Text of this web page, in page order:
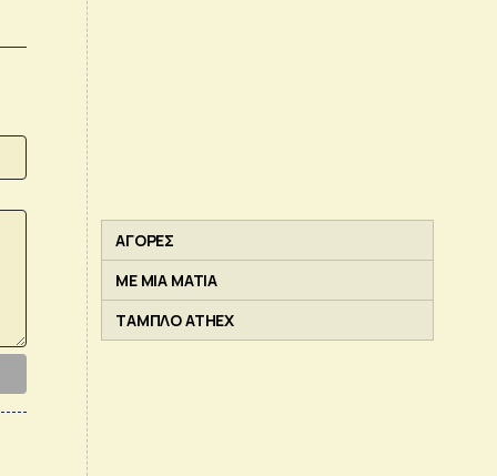
ΑΓΟΡΕΣ
ΜΕ ΜΙΑ ΜΑΤΙΑ
ΤΑΜΠΛΟ ATHEX